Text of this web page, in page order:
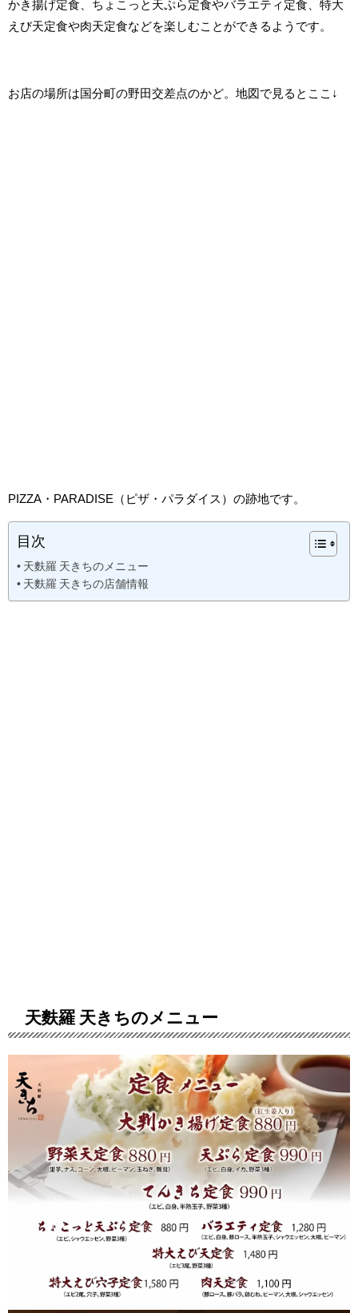
かき揚げ定食、ちょこっと天ぷら定食やバラエティ定食、特大
えび天定食や肉天定食などを楽しむことができるようです。
お店の場所は国分町の野田交差点のかど。地図で見るとここ↓
PIZZA・PARADISE（ピザ・パラダイス）の跡地です。
目次
天麩羅 天きちのメニュー
天麩羅 天きちの店舗情報
天麩羅 天きちのメニュー